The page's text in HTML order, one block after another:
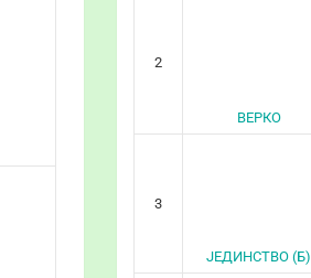
2
ВЕРКО
3
ЈЕДИНСТВО (Б)